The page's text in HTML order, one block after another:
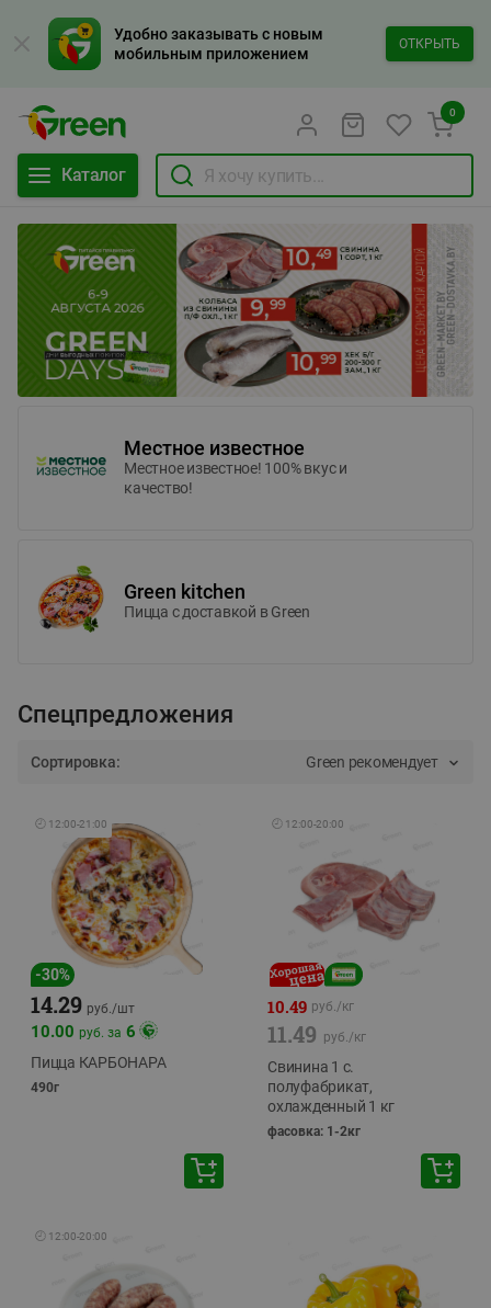
Удобно заказывать с новым
мобильным приложением
ОТКРЫТЬ
Каталог
0
Местное известное
Местное известное! 100% вкус и
качество!
Green kitchen
Пицца c доставкой в Green
Спецпредложения
Сортировка: Green рекомендует
🕘 12:00-21:00
-30%
14.29 руб./шт
10.00 руб. за 6
Пицца КАРБОНАРА
490г
🕘 12:00-20:00
10.49 руб./кг
11.49 руб./кг
Свинина 1 с.
полуфабрикат,
охлажденный 1 кг
фасовка: 1-2кг
🕘 12:00-20:00